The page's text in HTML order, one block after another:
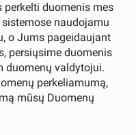
duomenis mes
naudojamu
o Jums pageidaujant
persiųsime duomenis
duomenų valdytojui.
perkeliamumą,
mūsų Duomenų